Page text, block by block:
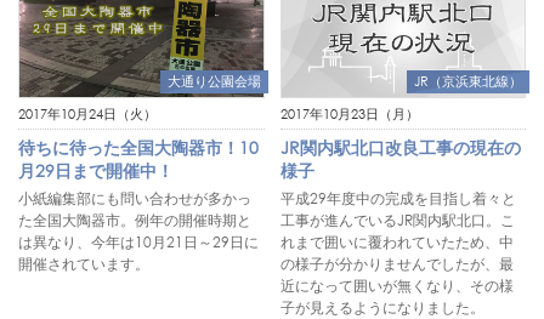
大通り公園会場
2017年10月24日（火）
待ちに待った全国大陶器市！10
月29日まで開催中！
小紙編集部にも問い合わせが多かっ
た全国大陶器市。例年の開催時期と
は異なり、今年は10月21日～29日に
開催されています。
JR（京浜東北線）
2017年10月23日（月）
JR関内駅北口改良工事の現在の
様子
平成29年度中の完成を目指し着々と
工事が進んでいるJR関内駅北口。こ
れまで囲いに覆われていたため、中
の様子が分かりませんでしたが、最
近になって囲いが無くなり、その様
子が見えるようになりました。